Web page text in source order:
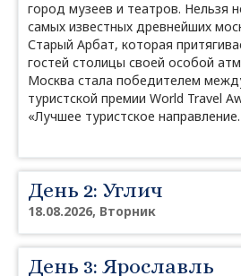
город музеев и театров. Нельзя
самых известных древнейших
Старый Арбат, которая
гостей столицы своей особой
Москва стала победителем
туристской премии World Travel
«Лучшее туристское
День 2: Углич
18.08.2026, Вторник
День 3: Ярославль